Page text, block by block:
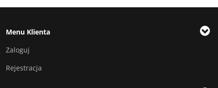
Menu Klienta
Zaloguj
Rejestracja